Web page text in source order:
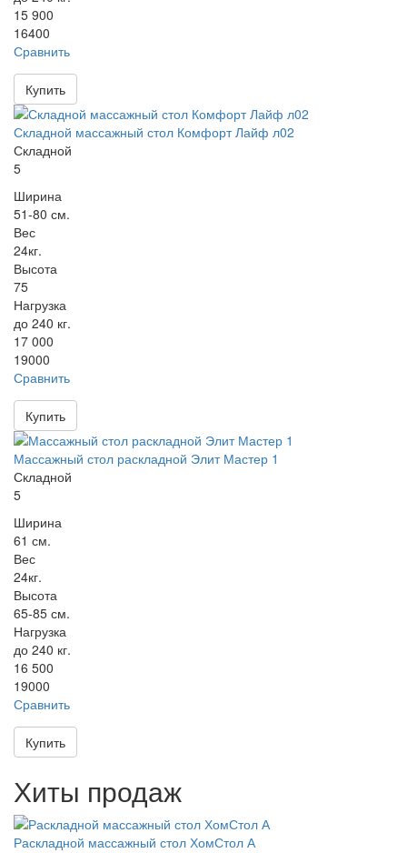
15 900
16400
Сравнить
Купить
Складной массажный стол Комфорт Лайф л02
Складной
5
Ширина
51-80 см.
Вес
24кг.
Высота
75
Нагрузка
до 240 кг.
17 000
19000
Сравнить
Купить
Массажный стол раскладной Элит Мастер 1
Складной
5
Ширина
61 см.
Вес
24кг.
Высота
65-85 см.
Нагрузка
до 240 кг.
16 500
19000
Сравнить
Купить
Хиты продаж
Раскладной массажный стол ХомСтол А